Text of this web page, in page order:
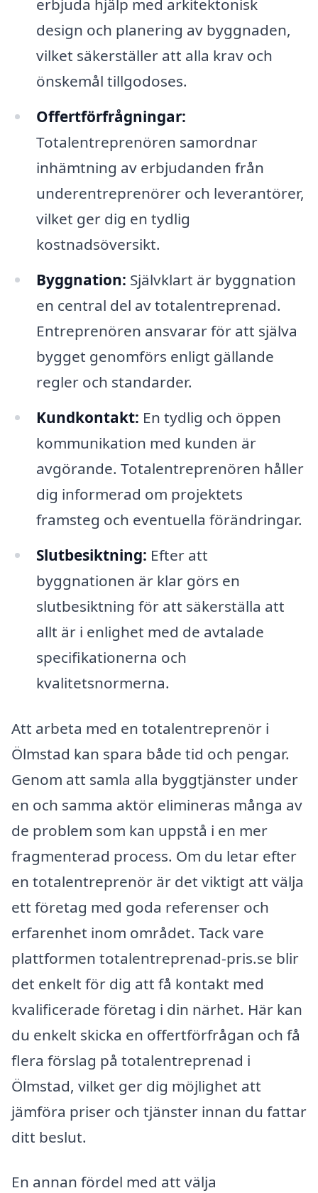
erbjuda hjälp med arkitektonisk
design och planering av byggnaden,
vilket säkerställer att alla krav och
önskemål tillgodoses.
Offertförfrågningar:
Totalentreprenören samordnar
inhämtning av erbjudanden från
underentreprenörer och leverantörer,
vilket ger dig en tydlig
kostnadsöversikt.
Byggnation: Självklart är byggnation
en central del av totalentreprenad.
Entreprenören ansvarar för att själva
bygget genomförs enligt gällande
regler och standarder.
Kundkontakt: En tydlig och öppen
kommunikation med kunden är
avgörande. Totalentreprenören håller
dig informerad om projektets
framsteg och eventuella förändringar.
Slutbesiktning: Efter att
byggnationen är klar görs en
slutbesiktning för att säkerställa att
allt är i enlighet med de avtalade
specifikationerna och
kvalitetsnormerna.
Att arbeta med en totalentreprenör i
Ölmstad kan spara både tid och pengar.
Genom att samla alla byggtjänster under
en och samma aktör elimineras många av
de problem som kan uppstå i en mer
fragmenterad process. Om du letar efter
en totalentreprenör är det viktigt att välja
ett företag med goda referenser och
erfarenhet inom området. Tack vare
plattformen totalentreprenad-pris.se blir
det enkelt för dig att få kontakt med
kvalificerade företag i din närhet. Här kan
du enkelt skicka en offertförfrågan och få
flera förslag på totalentreprenad i
Ölmstad, vilket ger dig möjlighet att
jämföra priser och tjänster innan du fattar
ditt beslut.
En annan fördel med att välja